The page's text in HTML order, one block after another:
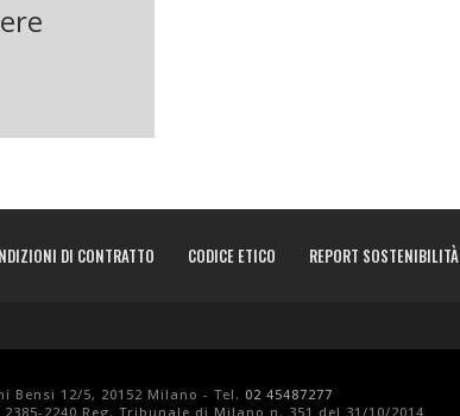
completamente
di limitarsi a
usati da un
che vendono
DI CONTRATTO CODICE ETICO REPORT SOSTENIBILITÀ
Bensi 12/5, 20152 Milano - Tel. 02 45487277
2240 Reg. Tribunale di Milano n. 351 del 31/10/2014